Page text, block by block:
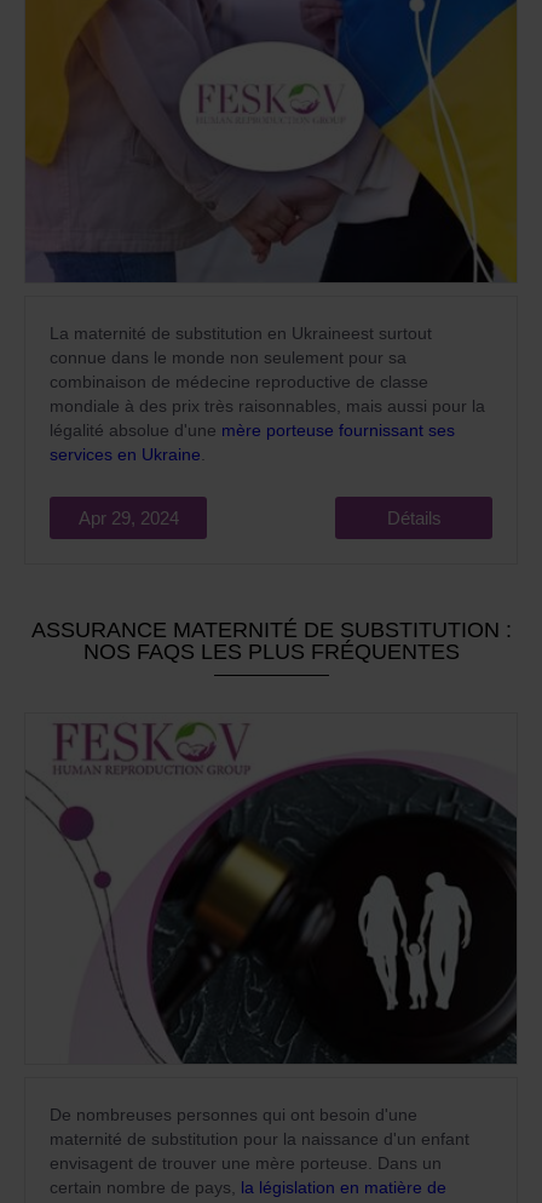
La maternité de substitution en Ukraineest surtout
connue dans le monde non seulement pour sa
combinaison de médecine reproductive de classe
mondiale à des prix très raisonnables, mais aussi pour la
légalité absolue d'une mère porteuse fournissant ses
services en Ukraine
Apr 29, 2024 Détails
ASSURANCE MATERNITÉ DE SUBSTITUTION :
NOS FAQS LES PLUS FRÉQUENTES
De nombreuses personnes qui ont besoin d'une
maternité de substitution pour la naissance d'un enfant
envisagent de trouver une mère porteuse. Dans un
certain nombre de pays, la législation en matière de